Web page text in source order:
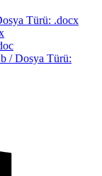
Türü: .docx
/ Dosya Türü: